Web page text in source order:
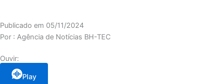
Publicado em 05/11/2024
Por : Agência de Notícias BH-TEC
Ouvir:
Play